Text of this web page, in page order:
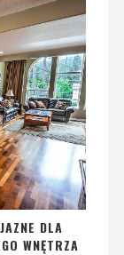
DLA
WNĘTRZA